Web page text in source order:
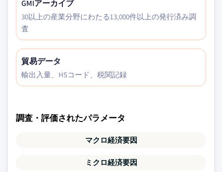
GMIアーカイブ
30以上の産業分野にわたる13,000件以上の発行済み調
査
貿易データ
輸出入量、HSコード、税関記録
調査・評価されたパラメータ
マクロ経済要因
ミクロ経済要因